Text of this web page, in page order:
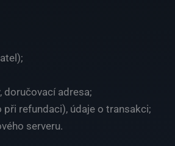
doručovací adresa;
refundaci), údaje o transakci;
serveru.